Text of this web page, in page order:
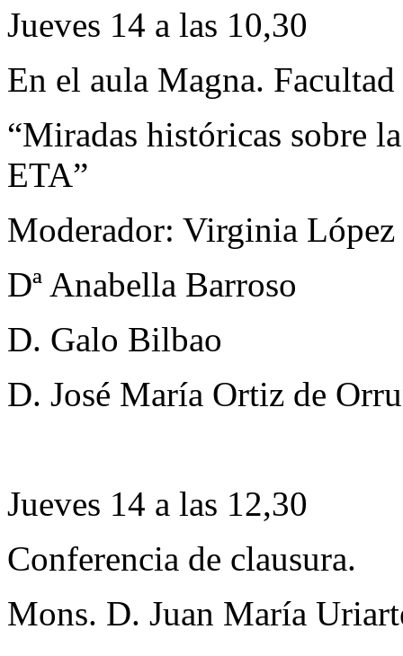
Jueves 14 a las 10,30
En el aula Magna.
“Miradas históricas sobre
ETA”
Moderador: Virginia López
Dª Anabella Barroso
D. Galo Bilbao
D. José María Ortiz de
Jueves 14 a las 12,30
Conferencia de clausura.
Mons. D. Juan María